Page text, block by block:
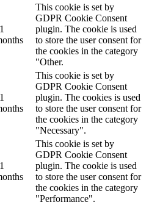
This cookie is set by
GDPR Cookie Consent
plugin. The cookie is used
to store the user consent for
the cookies in the category
"Other.
This cookie is set by
GDPR Cookie Consent
plugin. The cookies is used
to store the user consent for
the cookies in the category
"Necessary".
This cookie is set by
GDPR Cookie Consent
plugin. The cookie is used
to store the user consent for
the cookies in the category
"Performance".